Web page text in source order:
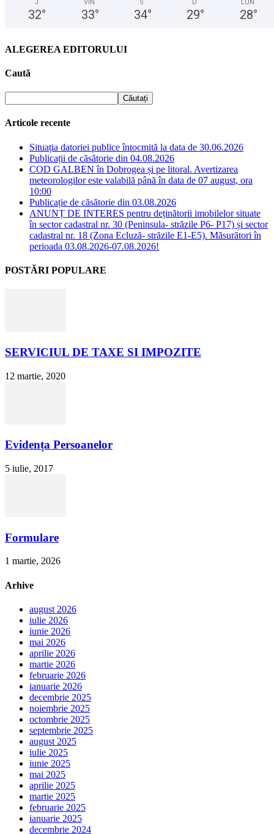
J
32°
VIN
33°
S
34°
D
29°
LUN
28°
ALEGEREA EDITORULUI
Caută
Articole recente
Situația datoriei publice întocmită la data de 30.06.2026
Publicații de căsătorie din 04.08.2026
COD GALBEN în Dobrogea și pe litoral. Avertizarea
meteorologilor este valabilă până în data de 07 august, ora
10:00
Publicație de căsătorie din 03.08.2026
ANUNȚ DE INTERES pentru deținătorii imobilelor situate
în sector cadastral nr. 30 (Peninsula- străzile P6- P17) și sector
cadastral nr. 18 (Zona Ecluză- străzile E1-E5). Măsurători în
perioada 03.08.2026-07.08.2026!
POSTĂRI POPULARE
SERVICIUL DE TAXE SI IMPOZITE
12 martie, 2020
Evidența Persoanelor
5 iulie, 2017
Formulare
1 martie, 2026
Arhive
august 2026
iulie 2026
iunie 2026
mai 2026
aprilie 2026
martie 2026
februarie 2026
ianuarie 2026
decembrie 2025
noiembrie 2025
octombrie 2025
septembrie 2025
august 2025
iulie 2025
iunie 2025
mai 2025
aprilie 2025
martie 2025
februarie 2025
ianuarie 2025
decembrie 2024